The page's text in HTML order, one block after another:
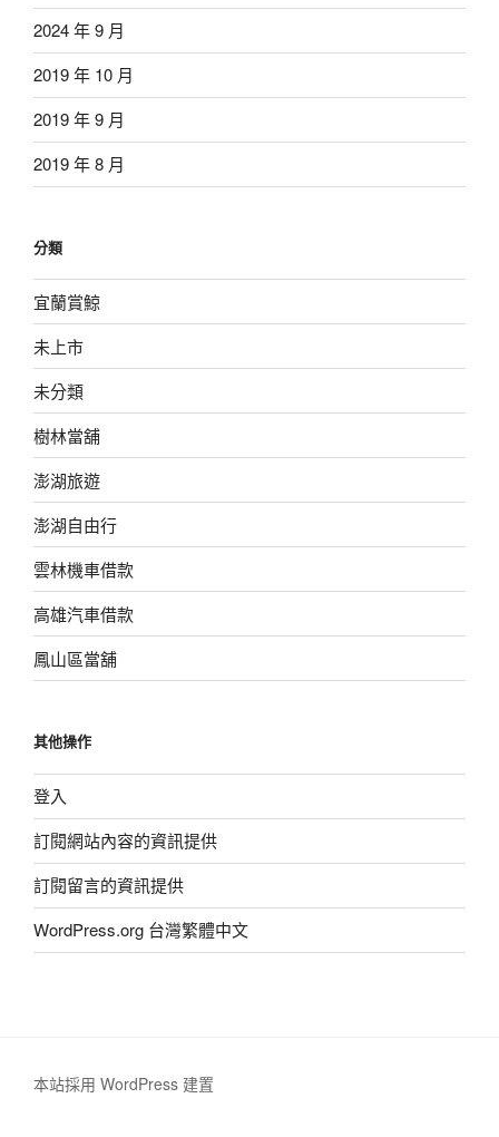
2024 年 9 月
2019 年 10 月
2019 年 9 月
2019 年 8 月
分類
宜蘭賞鯨
未上市
未分類
樹林當舖
澎湖旅遊
澎湖自由行
雲林機車借款
高雄汽車借款
鳳山區當舖
其他操作
登入
訂閱網站內容的資訊提供
訂閱留言的資訊提供
WordPress.org 台灣繁體中文
本站採用 WordPress 建置